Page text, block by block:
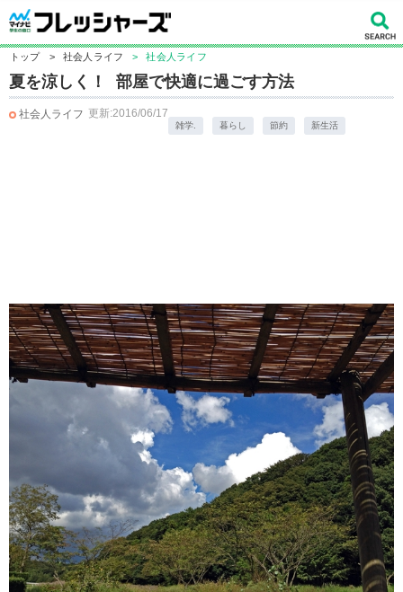
トップ > 社会人ライフ > 社会人ライフ
夏を涼しく！ 部屋で快適に過ごす方法
社会人ライフ 更新:2016/06/17
雑学. 暮らし 節約 新生活